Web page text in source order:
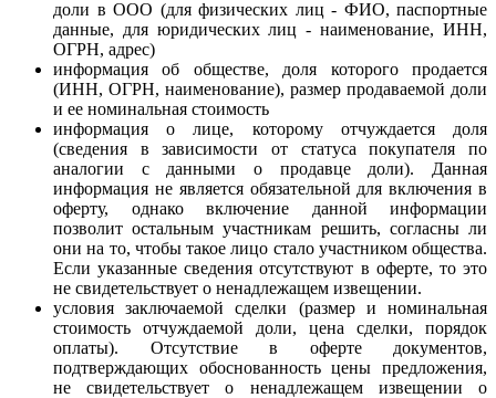
доли в ООО (для физических лиц - ФИО, паспортные
данные, для юридических лиц - наименование, ИНН,
ОГРН, адрес)
информация об обществе, доля которого продается
(ИНН, ОГРН, наименование), размер продаваемой доли
и ее номинальная стоимость
информация о лице, которому отчуждается доля
(сведения в зависимости от статуса покупателя по
аналогии с данными о продавце доли). Данная
информация не является обязательной для включения в
оферту, однако включение данной информации
позволит остальным участникам решить, согласны ли
они на то, чтобы такое лицо стало участником общества.
Если указанные сведения отсутствуют в оферте, то это
не свидетельствует о ненадлежащем извещении.
условия заключаемой сделки (размер и номинальная
стоимость отчуждаемой доли, цена сделки, порядок
оплаты). Отсутствие в оферте документов,
подтверждающих обоснованность цены предложения,
не свидетельствует о ненадлежащем извещении о